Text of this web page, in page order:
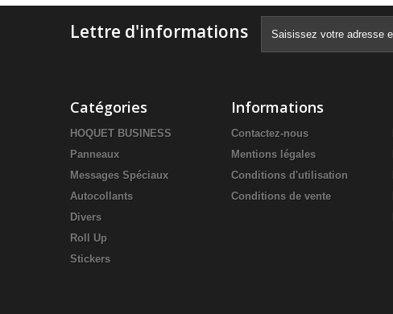
Lettre d'informations
Catégories
HOQUET BUSINESS
Panneaux
Messages Spéciaux
Autocollants
Divers
Roll Up
Stickers
Informations
Contactez-nous
Mentions légales
Conditions d'utilisation
Conditions de vente